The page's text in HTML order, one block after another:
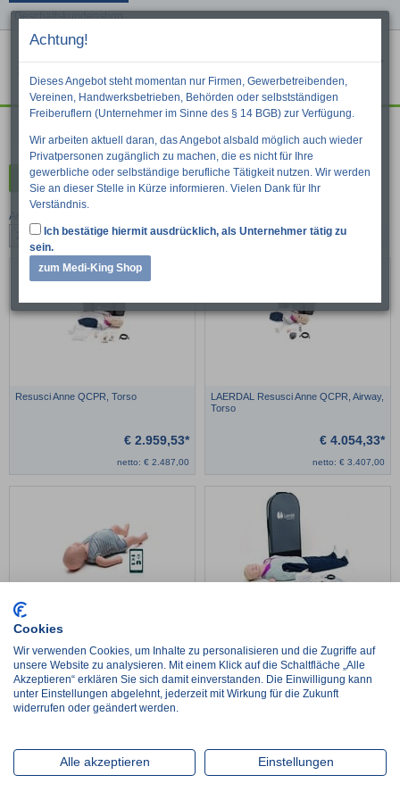
Geschäftskundenshop
Menu Suche
Kategorien
Artikel pro Seite:
48 96 1 2 .. 4
»
Resusci Anne QCPR, Torso
€ 2.959,53*
netto: € 2.487,00
LAERDAL Resusci Anne QCPR, Airway,
Torso
€ 4.054,33*
netto: € 3.407,00
Little Baby QCPR
€392,70*
netto:€330,00
€3.731,84*
netto:
Achtung!
Dieses Angebot steht momentan nur Firmen, Gewerbetreibenden,
Vereinen, Handwerksbetrieben, Behörden oder selbstständigen
Freiberuflern (Unternehmer im Sinne des § 14 BGB) zur Verfügung.
Wir arbeiten aktuell daran, das Angebot alsbald möglich auch wieder
Privatpersonen zugänglich zu machen, die es nicht für Ihre
gewerbliche oder selbständige berufliche Tätigkeit nutzen. Wir werden
Sie an dieser Stelle in Kürze informieren. Vielen Dank für Ihr
Verständnis.
Ich bestätige hiermit ausdrücklich, als Unternehmer tätig zu
sein.
zum Medi-King Shop
Cookies
Wir verwenden Cookies, um Inhalte zu personalisieren und die Zugriffe auf
unsere Website zu analysieren. Mit einem Klick auf die Schaltfläche „Alle
Akzeptieren“ erklären Sie sich damit einverstanden. Die Einwilligung kann
unter Einstellungen abgelehnt, jederzeit mit Wirkung für die Zukunft
widerrufen oder geändert werden.
Alle akzeptieren Einstellungen